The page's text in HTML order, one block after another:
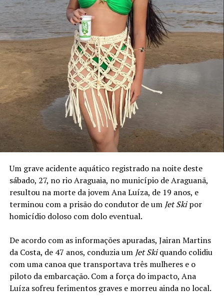
Um grave acidente aquático registrado na noite deste
sábado, 27, no rio Araguaia, no município de Araguanã,
resultou na morte da jovem Ana Luíza, de 19 anos, e
terminou com a prisão do condutor de um Jet Skipor
homicídio doloso com dolo eventual.
De acordo com as informações apuradas, Jairan Martins
da Costa, de 47 anos, conduzia um Jet Skiquando colidiu
com uma canoa que transportava três mulheres e o
piloto da embarcação. Com a força do impacto, Ana
Luíza sofreu ferimentos graves e morreu ainda no local.